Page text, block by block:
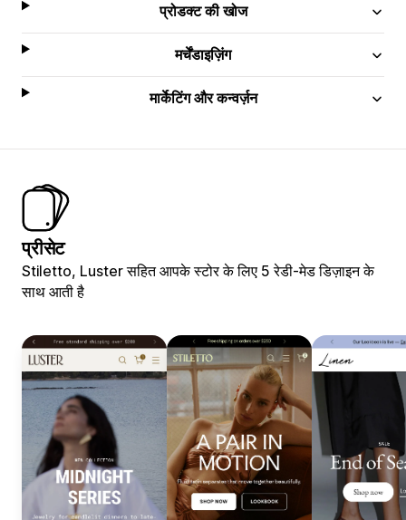
प्रोडक्ट की खोज
मर्चेंडाइज़िंग
मार्केटिंग और कन्वर्ज़न
प्रीसेट
Stiletto, Luster सहित आपके स्टोर के लिए 5 रेडी-मेड डिज़ाइन के
साथ आती है